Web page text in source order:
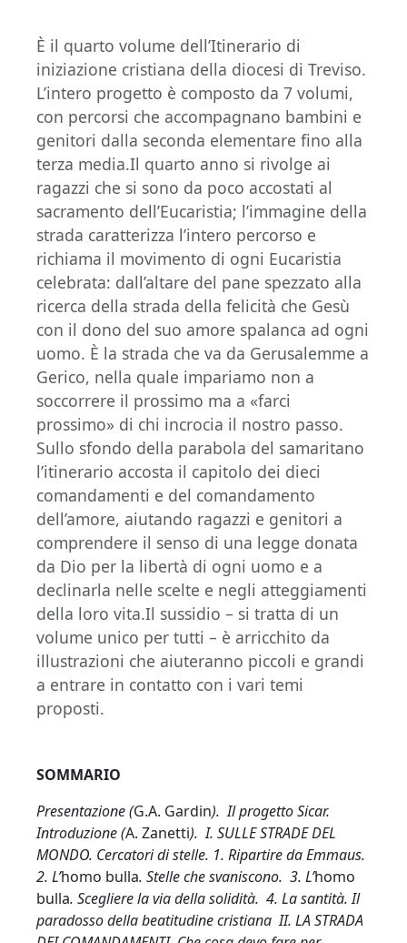
È il quarto volume dell’Itinerario di
iniziazione cristiana della diocesi di Treviso.
L’intero progetto è composto da 7 volumi,
con percorsi che accompagnano bambini e
genitori dalla seconda elementare fino alla
terza media.Il quarto anno si rivolge ai
ragazzi che si sono da poco accostati al
sacramento dell’Eucaristia; l’immagine della
strada caratterizza l’intero percorso e
richiama il movimento di ogni Eucaristia
celebrata: dall’altare del pane spezzato alla
ricerca della strada della felicità che Gesù
con il dono del suo amore spalanca ad ogni
uomo. È la strada che va da Gerusalemme a
Gerico, nella quale impariamo non a
soccorrere il prossimo ma a «farci
prossimo» di chi incrocia il nostro passo.
Sullo sfondo della parabola del samaritano
l’itinerario accosta il capitolo dei dieci
comandamenti e del comandamento
dell’amore, aiutando ragazzi e genitori a
comprendere il senso di una legge donata
da Dio per la libertà di ogni uomo e a
declinarla nelle scelte e negli atteggiamenti
della loro vita.Il sussidio – si tratta di un
volume unico per tutti – è arricchito da
illustrazioni che aiuteranno piccoli e grandi
a entrare in contatto con i vari temi
proposti.
SOMMARIO
Presentazione (G.A. Gardin). Il progetto Sicar.
Introduzione (A. Zanetti). I. SULLE STRADE DEL
MONDO. Cercatori di stelle. 1. Ripartire da Emmaus.
2. L’homo bulla. Stelle che svaniscono. 3. L’homo
bulla. Scegliere la via della solidità. 4. La santità. Il
paradosso della beatitudine cristiana II. LA STRADA